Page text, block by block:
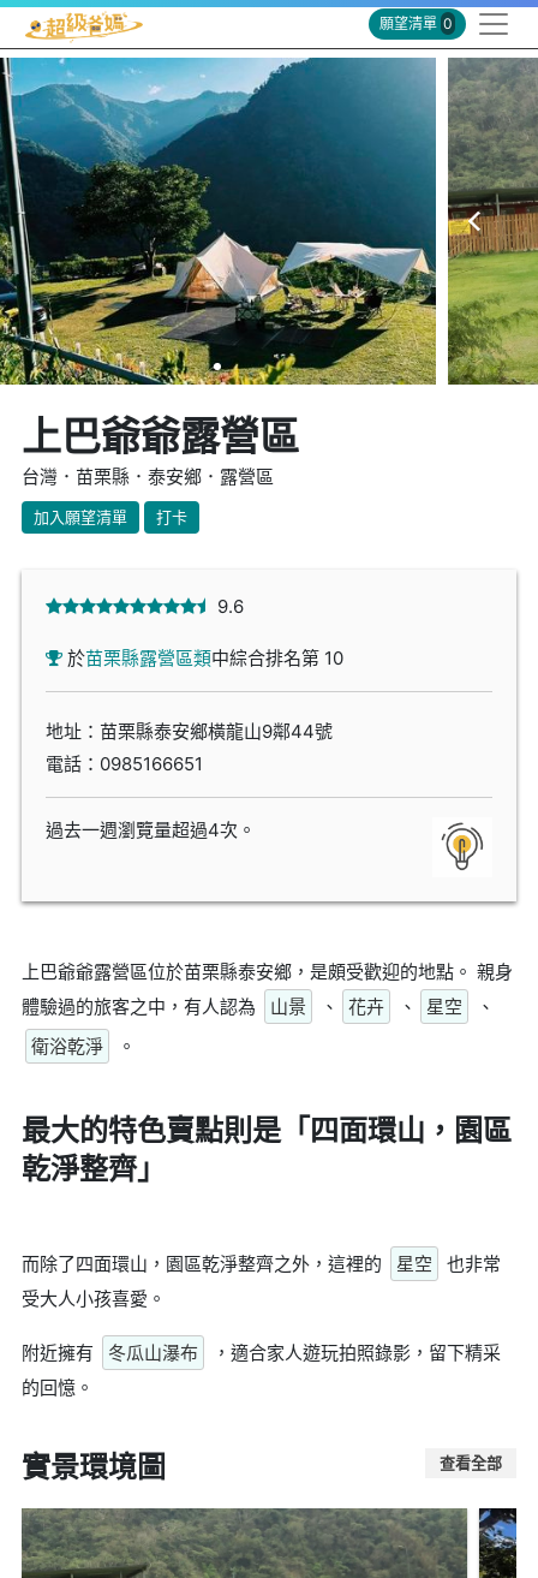
願望清單 0
上巴爺爺露營區
台灣．苗栗縣．泰安鄉．露營區
加入願望清單 打卡
9.6
於苗栗縣露營區類中綜合排名第 10
地址：苗栗縣泰安鄉橫龍山9鄰44號
電話： 0985166651
過去一週瀏覽量超過4次。
上巴爺爺露營區位於苗栗縣泰安鄉，是頗受歡迎的地點。 親身
體驗過的旅客之中，有人認為
山景 、 花卉 、 星空
、
衛浴乾淨
。
最大的特色賣點則是「四面環山，園區
乾淨整齊」
而除了四面環山，園區乾淨整齊之外，這裡的 星空
也非常
受大人小孩喜愛。
附近擁有 冬瓜山瀑布
，適合家人遊玩拍照錄影，留下精采
的回憶。
實景環境圖 查看全部